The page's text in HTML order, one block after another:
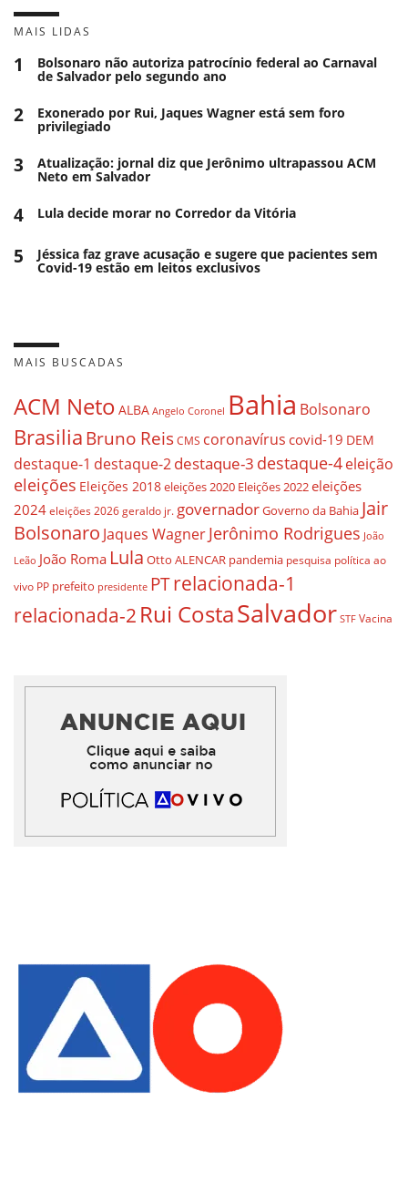
MAIS LIDAS
1 Bolsonaro não autoriza patrocínio federal ao Carnaval
de Salvador pelo segundo ano
2 Exonerado por Rui, Jaques Wagner está sem foro
privilegiado
3 Atualização: jornal diz que Jerônimo ultrapassou ACM
Neto em Salvador
4 Lula decide morar no Corredor da Vitória
5 Jéssica faz grave acusação e sugere que pacientes sem
Covid-19 estão em leitos exclusivos
MAIS BUSCADAS
ACM Neto ALBA Angelo Coronel Bahia Bolsonaro
BrasiliaBruno ReisCMS coronavírus covid-19 DEM
destaque-1 destaque-2destaque-3 destaque-4eleição
eleições Eleições 2018eleições 2020 Eleições 2022eleições
2024 eleições 2026 geraldo jr. governadorGoverno da Bahia Jair
Bolsonaro Jaques WagnerJerônimo Rodrigues João
Leão João Roma Lula Otto ALENCAR pandemia pesquisa política ao
vivo PP prefeito presidente PTrelacionada-1
relacionada-2 Rui CostaSalvador STF Vacina